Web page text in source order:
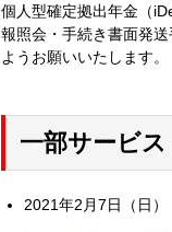
個人型確定拠出年金（
報照会・手続き書面発
ようお願いいたします。
一部サービ
2021年2月7日（日）